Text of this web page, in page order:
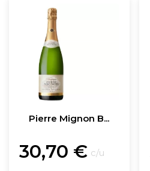
Pierre Mignon B...
30,70 € c/u